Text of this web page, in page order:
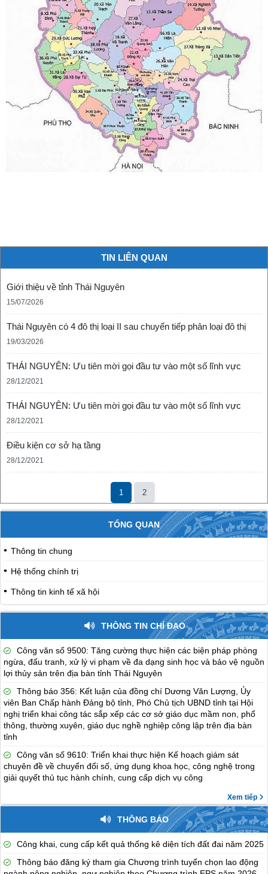
TIN LIÊN QUAN
Giới thiệu về tỉnh Thái Nguyên
15/07/2026
Thái Nguyên có 4 đô thị loại II sau chuyển tiếp phân loại đô thị
19/03/2026
THÁI NGUYÊN: Ưu tiên mời gọi đầu tư vào một số lĩnh vực
28/12/2021
THÁI NGUYÊN: Ưu tiên mời gọi đầu tư vào một số lĩnh vực
28/12/2021
Điều kiện cơ sở hạ tầng
28/12/2021
1 2
TỔNG QUAN
Thông tin chung
Hệ thống chính trị
Thông tin kinh tế xã hội
THÔNG TIN CHỈ ĐẠO
Công văn số 9500: Tăng cường thực hiện các biện pháp phòng
ngừa, đấu tranh, xử lý vi phạm về đa dạng sinh học và bảo vệ nguồn
lợi thủy sản trên địa bàn tỉnh Thái Nguyên
Thông báo 356: Kết luận của đồng chí Dương Văn Lượng, Ủy
viên Ban Chấp hành Đảng bộ tỉnh, Phó Chủ tịch UBND tỉnh tại Hội
nghị triển khai công tác sắp xếp các cơ sở giáo dục mầm non, phổ
thông, thường xuyên, giáo dục nghề nghiệp công lập trên địa bàn
tỉnh
Công văn số 9610: Triển khai thực hiện Kế hoạch giám sát
chuyên đề về chuyển đổi số, ứng dụng khoa học, công nghệ trong
giải quyết thủ tục hành chính, cung cấp dịch vụ công
Xem tiếp
THÔNG BÁO
Công khai, cung cấp kết quả thống kê diện tích đất đai năm 2025
Thông báo đăng ký tham gia Chương trình tuyển chọn lao động